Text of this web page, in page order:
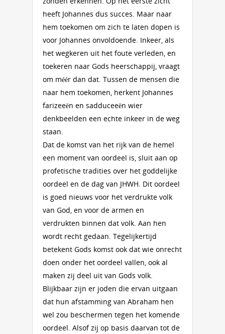
heeft Johannes dus succes. Maar naar
hem toekomen om zich te laten dopen is
voor Johannes onvoldoende. Inkeer, als
het wegkeren uit het foute verleden, en
toekeren naar Gods heerschappij, vraagt
om méér dan dat. Tussen de mensen die
naar hem toekomen, herkent Johannes
farizeeën en sadduceeën wier
denkbeelden een echte inkeer in de weg
staan.
Dat de komst van het rijk van de hemel
een moment van oordeel is, sluit aan op
profetische tradities over het goddelijke
oordeel en de dag van JHWH. Dit oordeel
is goed nieuws voor het verdrukte volk
van God, en voor de armen en
verdrukten binnen dat volk. Aan hen
wordt recht gedaan. Tegelijkertijd
betekent Gods komst ook dat wie onrecht
doen onder het oordeel vallen, ook al
maken zij deel uit van Gods volk.
Blijkbaar zijn er joden die ervan uitgaan
dat hun afstamming van Abraham hen
wel zou beschermen tegen het komende
oordeel. Alsof zij op basis daarvan tot de